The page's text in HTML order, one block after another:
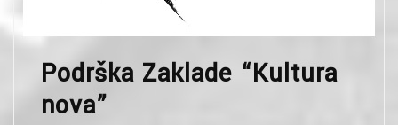
Podrška Zaklade “Kultura
nova”